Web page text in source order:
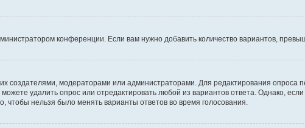
конференции. Если вам нужно добавить количество вариантов,
создателями, модераторами или администраторами. Для редактирования опроса
удалить опрос или отредактировать любой из вариантов ответа. Однако,
чтобы нельзя было менять варианты ответов во время голосования.